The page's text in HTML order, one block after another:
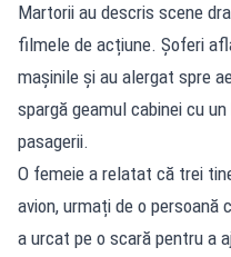
Martorii au descris scene
filmele de acțiune. Șoferi
mașinile și au alergat spre
spargă geamul cabinei cu
pasagerii.
O femeie a relatat că trei
avion, urmați de o persoană
a urcat pe o scară pentru a